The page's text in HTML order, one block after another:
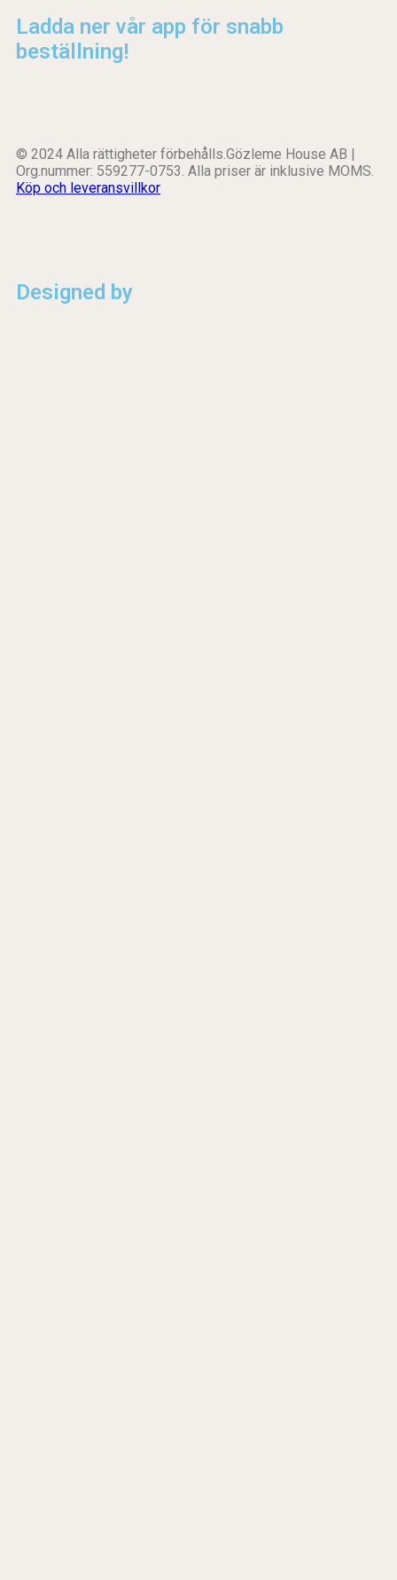
Ladda ner vår app för snabb
beställning!
© 2024 Alla rättigheter förbehålls.Gözleme House AB |
Org.nummer: 559277-0753. Alla priser är inklusive MOMS.
Köp och leveransvillkor
Designed by